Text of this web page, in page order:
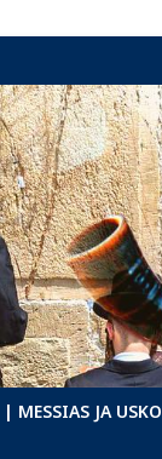
Hae:
| MESSIAS JA USKO